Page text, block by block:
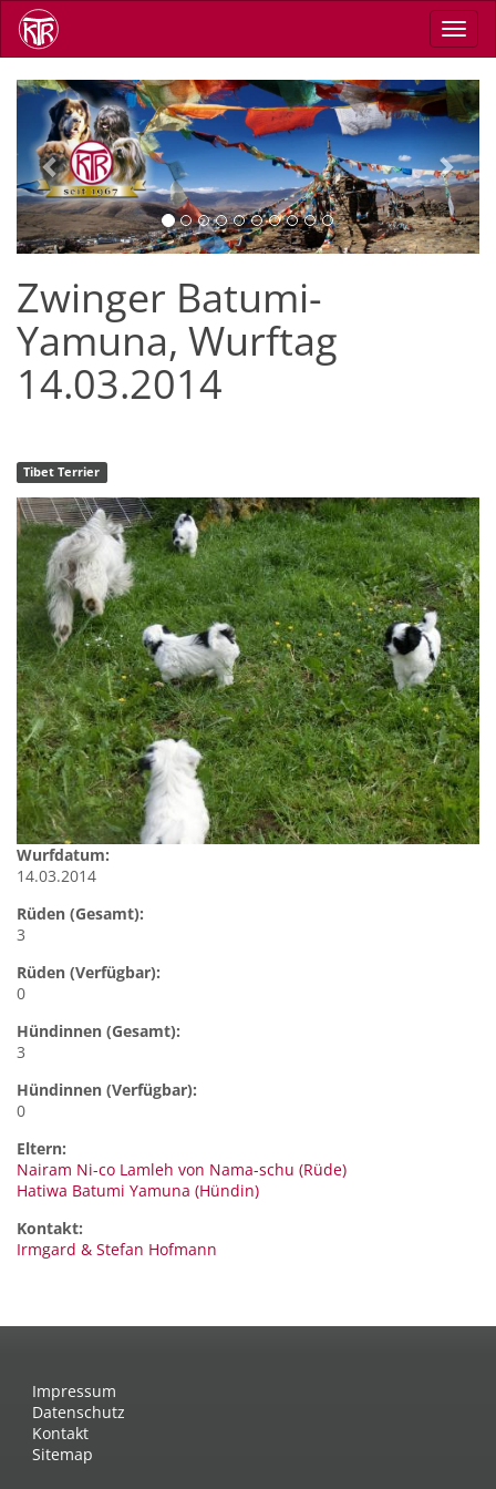
Direkt
zum
Inhalt
Previous Next
Zwinger Batumi-
Yamuna, Wurftag
14.03.2014
Tibet Terrier
Wurfdatum:
14.03.2014
Rüden (Gesamt):
3
Rüden (Verfügbar):
0
Hündinnen (Gesamt):
3
Hündinnen (Verfügbar):
0
Eltern:
Nairam Ni-co Lamleh von Nama-schu (Rüde)
Hatiwa Batumi Yamuna (Hündin)
Kontakt:
Irmgard & Stefan Hofmann
Impressum
Datenschutz
Kontakt
Sitemap